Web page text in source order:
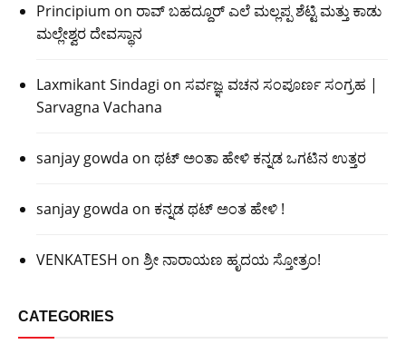
Principium on ರಾವ್ ಬಹದ್ದೂರ್ ಎಲೆ ಮಲ್ಲಪ್ಪ ಶೆಟ್ಟಿ ಮತ್ತು ಕಾಡು
ಮಲ್ಲೇಶ್ವರ ದೇವಸ್ಥಾನ
Laxmikant Sindagi on ಸರ್ವಜ್ಞ ವಚನ ಸಂಪೂರ್ಣ ಸಂಗ್ರಹ |
Sarvagna Vachana
sanjay gowda on ಥಟ್ ಅಂತಾ ಹೇಳಿ ಕನ್ನಡ ಒಗಟಿನ ಉತ್ತರ
sanjay gowda on ಕನ್ನಡ ಥಟ್ ಅಂತ ಹೇಳಿ !
VENKATESH on ಶ್ರೀ ನಾರಾಯಣ ಹೃದಯ ಸ್ತೋತ್ರಂ!
CATEGORIES